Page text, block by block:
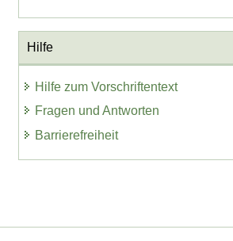
Hilfe
Hilfe zum Vorschriftentext
Fragen und Antworten
Barrierefreiheit